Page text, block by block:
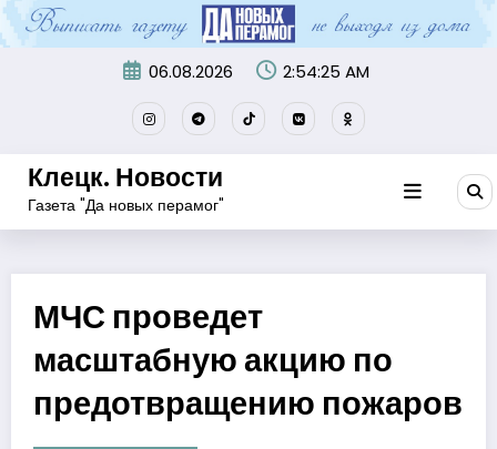
Перейти
к
содержимому
06.08.2026 2:54:25 AM
Клецк. Новости
Газета "Да новых перамог"
МЧС проведет
масштабную акцию по
предотвращению пожаров